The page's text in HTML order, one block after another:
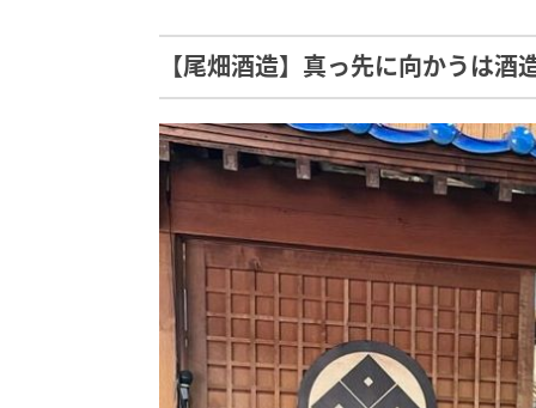
【尾畑酒造】真っ先に向かうは酒